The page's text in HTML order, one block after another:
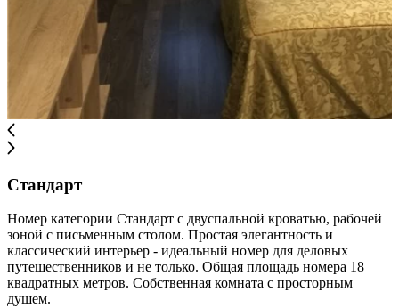
Стандарт
Номер категории Стандарт с двуспальной кроватью, рабочей
зоной с письменным столом. Простая элегантность и
классический интерьер - идеальный номер для деловых
путешественников и не только. Общая площадь номера 18
квадратных метров. Собственная комната с просторным
душем.